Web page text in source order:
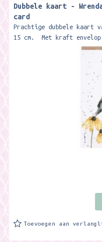
Dubbele kaart -
card
Prachtige dubbele kaart
15 cm. Met kraft
Toevoegen aan